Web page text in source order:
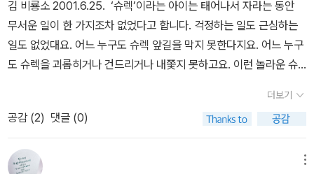
김 비룡소 2001.6.25. ‘슈렉’이라는 아이는 태어나서 자라는 동안
무서운 일이 한 가지조차 없었다고 합니다. 걱정하는 일도 근심하는
일도 없었대요. 어느 누구도 슈렉 앞길을 막지 못한다지요. 어느 누구
도 슈렉을 괴롭히거나 건드리거나 내쫓지 못하고요. 이런 놀라운 슈
보고도 멀쩡히 다가올 뿐 아니라, 슈렉한테 뽀뽀를 하고, 슈렉한테 꽃
을 꺾어다 주고, 슈렉한테 노래를 불러 주고, 슈렉 곁에서 신나게 논대
요. 아아, 아이들이란 얼마나 티없는 숨결인가요. 티없는 숨결을 마주
할 적만큼은 슈렉이 꼼짝달싹 못합니다. 《슈렉!》은 바로 이런 슈렉을,
더보기
공감 (2) 댓글 (0)